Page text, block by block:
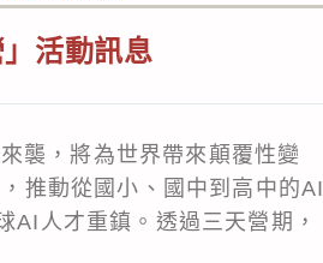
活動訊息
襲，將為世界帶來顛覆性變
推動從國小、國中到高中的AI
人才重鎮。透過三天營期，